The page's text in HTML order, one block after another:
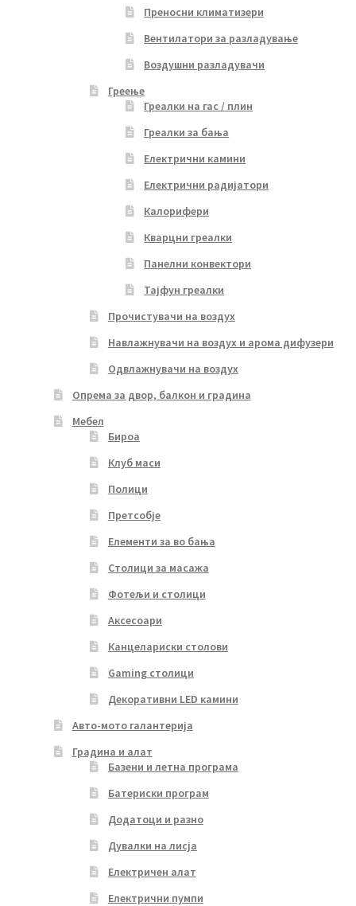
Преносни климатизери
Вентилатори за разладување
Воздушни разладувачи
Греење
Греалки на гас / плин
Греалки за бања
Електрични камини
Електрични радијатори
Калорифери
Кварцни греалки
Панелни конвектори
Тајфун греалки
Прочистувачи на воздух
Навлажнувачи на воздух и арома дифузери
Одвлажнувачи на воздух
Опрема за двор, балкон и градина
Мебел
Бироа
Клуб маси
Полици
Претсобје
Елементи за во бања
Столици за масажа
Фотељи и столици
Аксесоари
Канцелариски столови
Gaming столици
Декоративни LED камини
Авто-мото галантерија
Градина и алат
Базени и летна програма
Батериски програм
Додатоци и разно
Дувалки на лисја
Електричен алат
Електрични пумпи